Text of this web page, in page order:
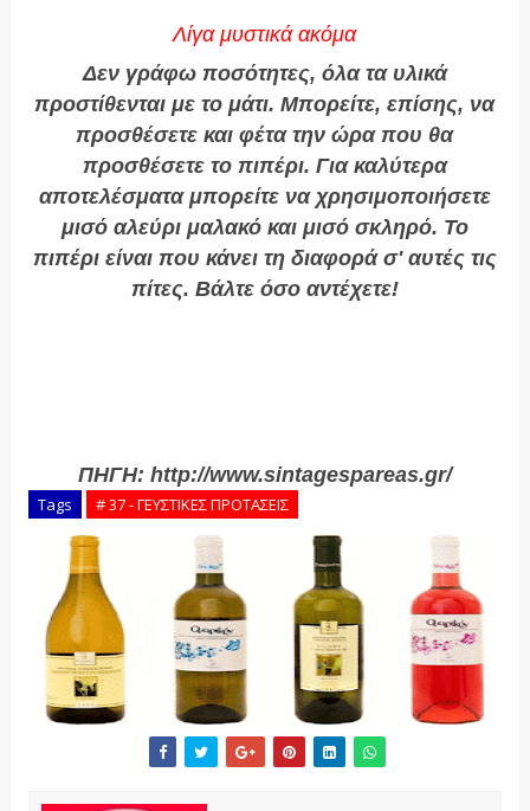
Λίγα μυστικά ακόμα
Δεν γράφω ποσότητες, όλα τα υλικά
προστίθενται με το μάτι. Μπορείτε, επίσης, να
προσθέσετε και φέτα την ώρα που θα
προσθέσετε το πιπέρι. Για καλύτερα
αποτελέσματα μπορείτε να χρησιμοποιήσετε
μισό αλεύρι μαλακό και μισό σκληρό. Το
πιπέρι είναι που κάνει τη διαφορά σ' αυτές τις
πίτες. Βάλτε όσο αντέχετε!
ΠΗΓΗ: http://www.sintagespareas.gr/
Tags # 37 - ΓΕΥΣΤΙΚΕΣ ΠΡΟΤΑΣΕΙΣ